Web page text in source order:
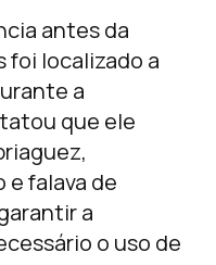
antes da
foi localizado a
a
que ele
falava de
a
o uso de